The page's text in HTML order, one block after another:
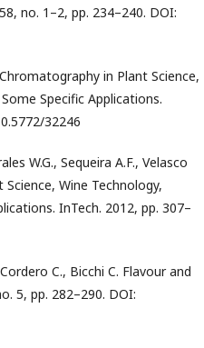
no. 1–2, pp. 234–240. DOI:
in Plant Science,
Specific Applications.
32246
W.G., Sequeira A.F., Velasco
Wine Technology,
InTech. 2012, pp. 307–
C., Bicchi C. Flavour and
5, pp. 282–290. DOI: